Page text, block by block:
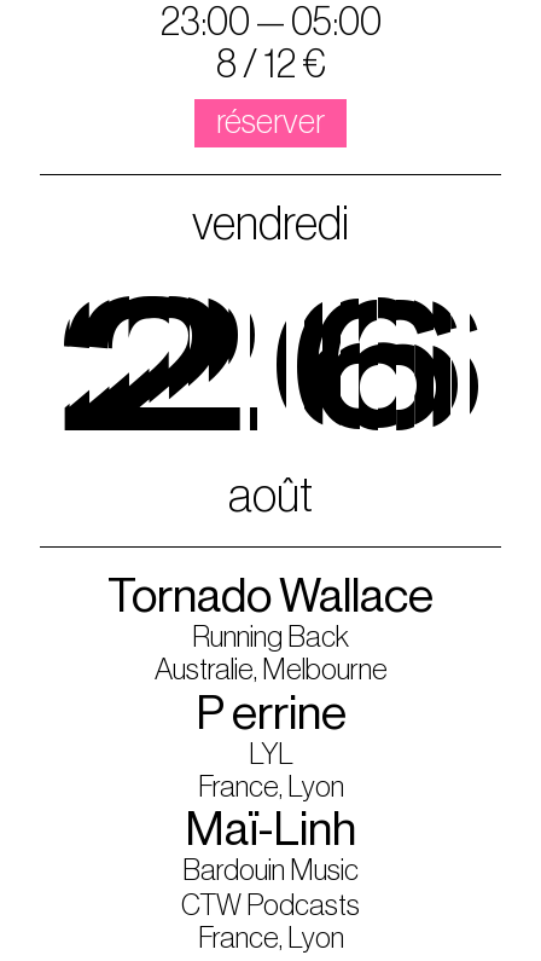
23:00 — 05:00
8 / 12 €
réserver
vendredi
26
août
Tornado Wallace
Running Back
Australie, Melbourne
P errine
LYL
France, Lyon
Maï-Linh
Bardouin Music
CTW Podcasts
France, Lyon